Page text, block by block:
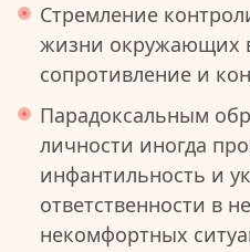
Стремление
жизни окружающих
сопротивление и
Парадоксальным
личности иногда
инфантильность и
ответственности в
некомфортных